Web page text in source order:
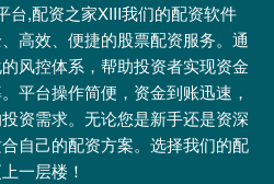
台,配资之家XIII‌我们的配资软件
高效、便捷的股票配资服务。通
风控体系，帮助投资者实现资金
平台操作简便，资金到账迅速，
资需求。无论您是新手还是资深
自己的配资方案。选择我们的配
一层楼！